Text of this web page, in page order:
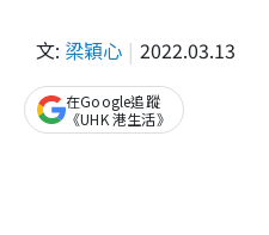
文: 梁穎心 2022.03.13
在Google追蹤
《UHK 港生活》